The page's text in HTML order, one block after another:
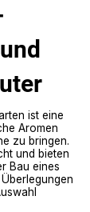
ist eine
Aromen
zu bringen.
und bieten
Bau eines